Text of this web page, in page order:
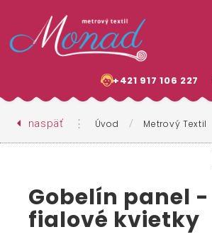
+421 917 106 227
naspäť ⋮ Úvod / Metrový Textil
Gobelín panel -
fialové kvietky